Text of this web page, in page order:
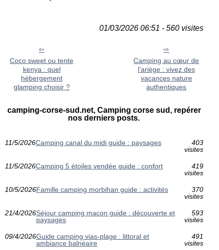
01/03/2026 06:51 - 560 visites
Coco sweet ou tente
kenya : quel
hébergement
glamping choisir ?
Camping au cœur de
l’ariège : vivez des
vacances nature
authentiques
camping-corse-sud.net, Camping corse sud, repérer
nos derniers posts.
11/5/2026Camping canal du midi guide : paysages
403
visites
11/5/2026Camping 5 étoiles vendée guide : confort
419
visites
10/5/2026Famille camping morbihan guide : activités
370
visites
21/4/2026Séjour camping macon guide : découverte et
paysages
593
visites
09/4/2026Guide camping vias-plage : littoral et
ambiance balnéaire
491
visites